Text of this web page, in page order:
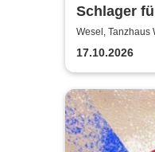
Schlager
Zugunsten
Wesel
Wesel, Tanzhaus
17.10.2026